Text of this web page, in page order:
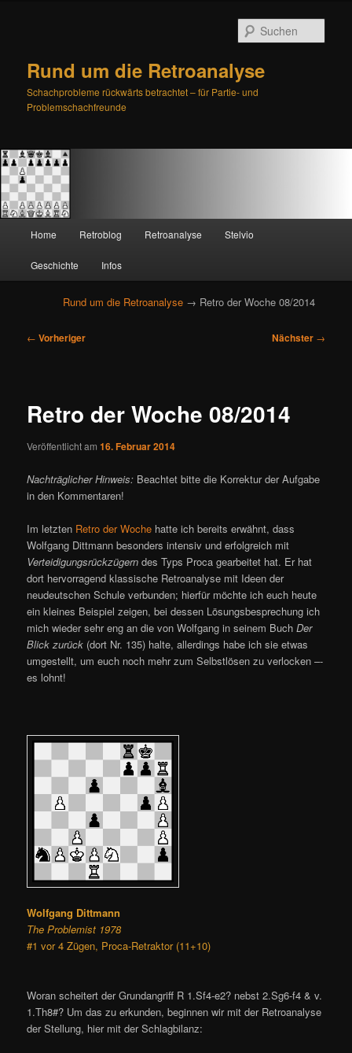
Rund um die Retroanalyse
Schachprobleme rückwärts betrachtet – für Partie- und
Problemschachfreunde
Zum
primären
Inhalt
springen
Zum
sekundären
Inhalt
springen
Home Retroblog Retroanalyse Stelvio
Geschichte Infos
Rund um die Retroanalyse → Retro der Woche 08/2014
B
a
s
a
v
g
a
t
i
o
n
← Vorheriger Nächster →
Retro der Woche 08/2014
Veröffentlicht am16. Februar 2014
Nachträglicher Hinweis: Beachtet bitte die Korrektur der Aufgabe
in den Kommentaren!
Im letzten Retro der Woche hatte ich bereits erwähnt, dass
Wolfgang Dittmann besonders intensiv und erfolgreich mit
Verteidigungsrückzügern des Typs Proca gearbeitet hat. Er hat
dort hervorragend klassische Retroanalyse mit Ideen der
neudeutschen Schule verbunden; hierfür möchte ich euch heute
ein kleines Beispiel zeigen, bei dessen Lösungsbesprechung ich
mich wieder sehr eng an die von Wolfgang in seinem BuchDer
Blick zurück (dort Nr. 135) halte, allerdings habe ich sie etwas
umgestellt, um euch noch mehr zum Selbstlösen zu verlocken –-
es lohnt!
Wolfgang Dittmann
The Problemist 1978
#1 vor 4 Zügen, Proca-Retraktor (11+10)
Woran scheitert der Grundangriff R 1.Sf4-e2? nebst 2.Sg6-f4 & v.
1.Th8#? Um das zu erkunden, beginnen wir mit der Retroanalyse
der Stellung, hier mit der Schlagbilanz: